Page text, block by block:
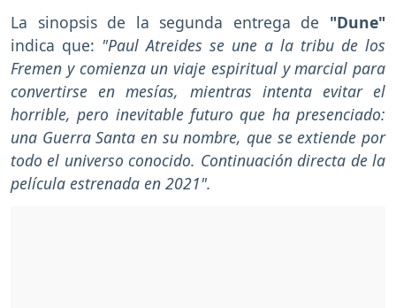
La sinopsis de la segunda entrega de "Dune"
indica que: "Paul Atreides se une a la tribu de los
Fremen y comienza un viaje espiritual y marcial para
convertirse en mesías, mientras intenta evitar el
horrible, pero inevitable futuro que ha presenciado:
una Guerra Santa en su nombre, que se extiende por
todo el universo conocido. Continuación directa de la
película estrenada en 2021".